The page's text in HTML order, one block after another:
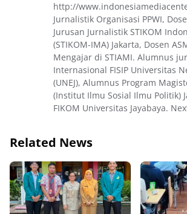
http://
Jurnalistik Organisasi PPWI,
Jurusan Jurnalistik STIKOM
(STIKOM-IMA) Jakarta, Dosen
Mengajar di STIAMI. Alumnus
Internasional FISIP Universitas
(UNEJ), Alumnus Program
(Institut Ilmu Sosial Ilmu Politik)
FIKOM Universitas Jayabaya.
Related News